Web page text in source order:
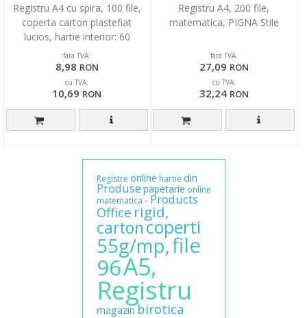
Registru A4 cu spira, 100 file,
coperta carton plastefiat
lucios, hartie interior: 60
grame/mp,...
fara TVA:
8,98 RON
cu TVA:
10,69 RON
Registru A4, 200 file,
matematica, PIGNA Stile
fara TVA:
27,09 RON
cu TVA:
32,24 RON
Registre online hartie din
Produse papetarie online
matematica - Products
Office rigid,
cartoncoperti
55g/mp,file
96A5,
Registru
magazinbirotica